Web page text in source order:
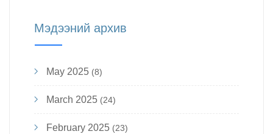
Мэдээний архив
May 2025 (8)
March 2025 (24)
February 2025 (23)